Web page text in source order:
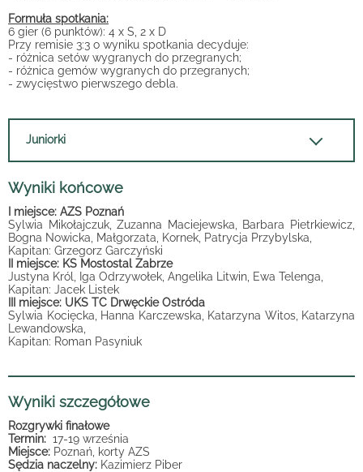
Formuła spotkania:
6 gier (6 punktów): 4 x S, 2 x D
Przy remisie 3:3 o wyniku spotkania decyduje:
- różnica setów wygranych do przegranych;
- różnica gemów wygranych do przegranych;
- zwycięstwo pierwszego debla.
Juniorki
Wyniki końcowe
I miejsce: AZS Poznań
Sylwia Mikołajczuk, Zuzanna Maciejewska, Barbara Pietrkiewicz,
Bogna Nowicka, Małgorzata, Kornek, Patrycja Przybylska,
Kapitan: Grzegorz Garczyński
II miejsce: KS Mostostal Zabrze
Justyna Król, Iga Odrzywołek, Angelika Litwin, Ewa Telenga,
Kapitan: Jacek Listek
III miejsce: UKS TC Drwęckie Ostróda
Sylwia Kocięcka, Hanna Karczewska, Katarzyna Witos, Katarzyna
Lewandowska,
Kapitan: Roman Pasyniuk
Wyniki szczegółowe
Rozgrywki finałowe
Termin: 17-19 września
Miejsce: Poznań, korty AZS
Sędzia naczelny: Kazimierz Piber